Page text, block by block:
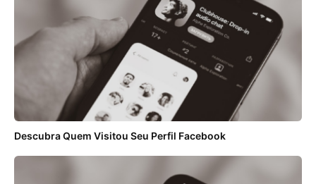
Descubra Quem Visitou Seu Perfil Facebook